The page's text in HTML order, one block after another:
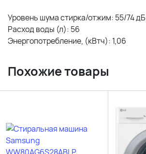
Уровень шума стирка/отжим: 55/74 дБ
Расход воды (л): 56
Энергопотребление, (кВтч): 1,06
Похожие товары